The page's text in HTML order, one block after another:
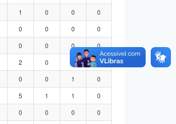
1 0 0
0
0 0 0
0
0 0 0
0
2 0
0
0 0 1
0
5 1 1
0
0 0 0
0